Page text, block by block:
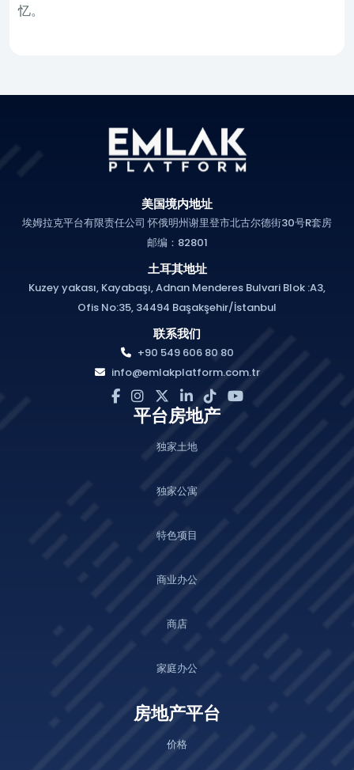
忆。
美国境内地址
埃姆拉克平台有限责任公司 怀俄明州谢里登市北古尔德街30号R套房
邮编：82801
土耳其地址
Kuzey yakası, Kayabaşı, Adnan Menderes Bulvari Blok :A3,
Ofis No:35, 34494 Başakşehir/İstanbul
联系我们
+90 549 606 80 80
info@emlakplatform.com.tr
平台房地产
独家土地
独家公寓
特色项目
商业办公
商店
家庭办公
房地产平台
价格